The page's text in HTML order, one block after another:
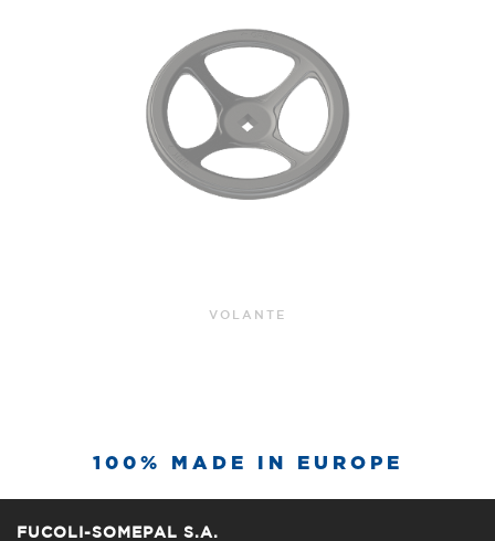
VOLANTE
100% MADE IN EUROPE
FUCOLI-SOMEPAL S.A.